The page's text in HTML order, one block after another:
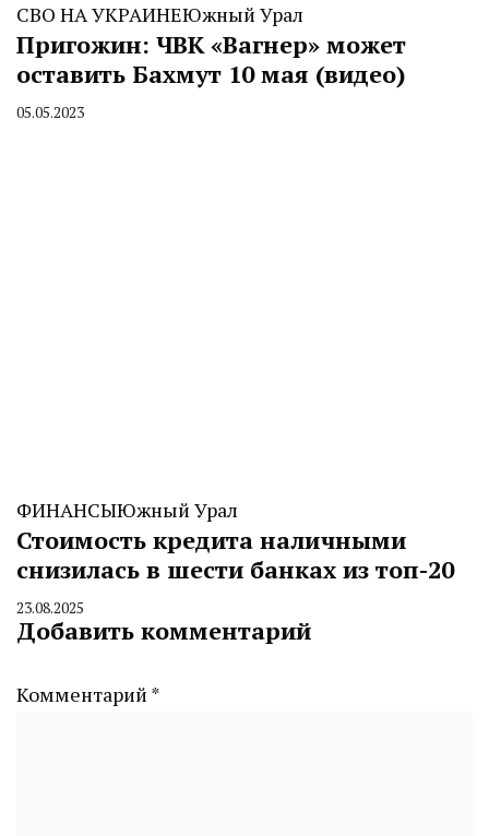
СВО НА УКРАИНЕЮжный Урал
Пригожин: ЧВК «Вагнер» может
оставить Бахмут 10 мая (видео)
By
05.05.2023
ФИНАНСЫЮжный Урал
Стоимость кредита наличными
снизилась в шести банках из топ-20
By
CHELINDUSTRY
23.08.2025
Добавить комментарий
Комментарий *